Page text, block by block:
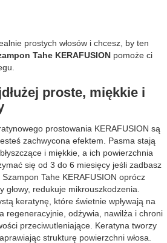
prostych włosów i chcesz, by ten
Tahe KERAFUSION pomoże ci
proste, miękkie i
prostowania KERAFUSION są
zachwycona efektem. Pasma stają
i miękkie, a ich powierzchnia
się od 3 do 6 miesięcy jeśli zadbasz
Tahe KERAFUSION oprócz
głowy, redukuje mikrouszkodzenia.
keratynę, które świetnie wpływają na
regeneracyjnie, odżywia, nawilża i chroni
przeciwutleniające. Keratyna tworzy
strukturę powierzchni włosa.